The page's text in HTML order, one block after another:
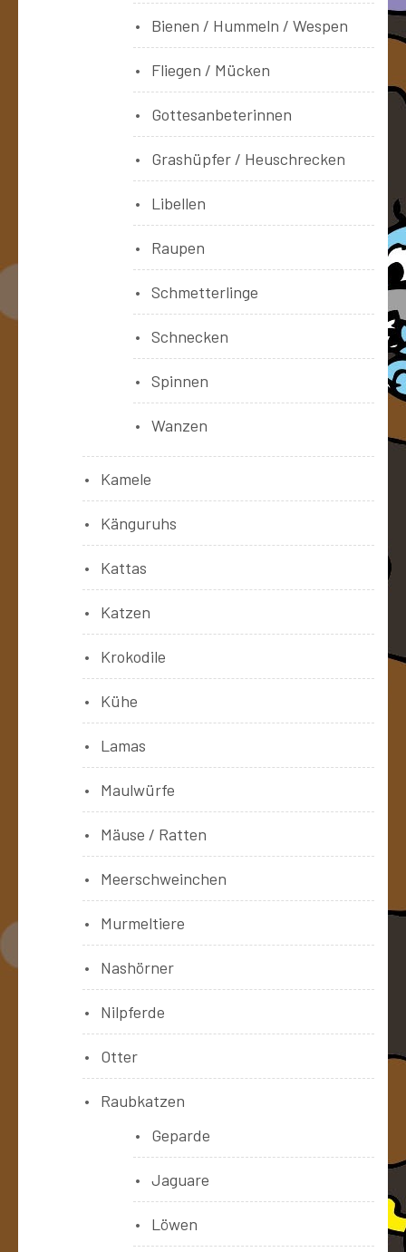
Bienen / Hummeln / Wespen
Fliegen / Mücken
Gottesanbeterinnen
Grashüpfer / Heuschrecken
Libellen
Raupen
Schmetterlinge
Schnecken
Spinnen
Wanzen
Kamele
Känguruhs
Kattas
Katzen
Krokodile
Kühe
Lamas
Maulwürfe
Mäuse / Ratten
Meerschweinchen
Murmeltiere
Nashörner
Nilpferde
Otter
Raubkatzen
Geparde
Jaguare
Löwen